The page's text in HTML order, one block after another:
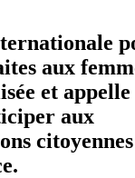
aux
et appelle
aux